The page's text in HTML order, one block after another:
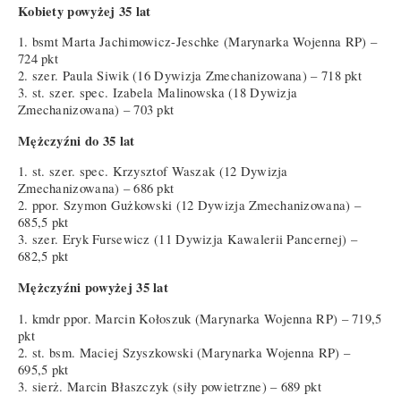
Kobiety powyżej 35 lat
1. bsmt Marta Jachimowicz-Jeschke (Marynarka Wojenna RP) –
724 pkt
2. szer. Paula Siwik (16 Dywizja Zmechanizowana) – 718 pkt
3. st. szer. spec. Izabela Malinowska (18 Dywizja
Zmechanizowana) – 703 pkt
Mężczyźni do 35 lat
1. st. szer. spec. Krzysztof Waszak (12 Dywizja
Zmechanizowana) – 686 pkt
2. ppor. Szymon Gużkowski (12 Dywizja Zmechanizowana) –
685,5 pkt
3. szer. Eryk Fursewicz (11 Dywizja Kawalerii Pancernej) –
682,5 pkt
Mężczyźni powyżej 35 lat
1. kmdr ppor. Marcin Kołoszuk (Marynarka Wojenna RP) – 719,5
pkt
2. st. bsm. Maciej Szyszkowski (Marynarka Wojenna RP) –
695,5 pkt
3. sierż. Marcin Błaszczyk (siły powietrzne) – 689 pkt